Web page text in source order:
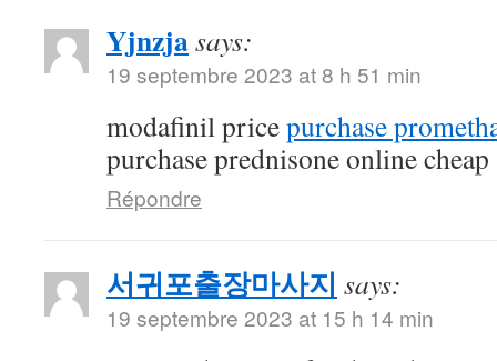
Yjnzjasays:
19 septembre 2023 at 8 h 51 min
modafinil pricepurchase
purchase prednisone online cheap
Répondre
서귀포출장마사지 says:
19 septembre 2023 at 15 h 14 min